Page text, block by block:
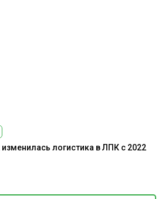
логистика в ЛПК с 2022